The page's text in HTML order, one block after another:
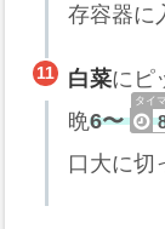
存容器に
白菜にピ
晩6〜
口大に切